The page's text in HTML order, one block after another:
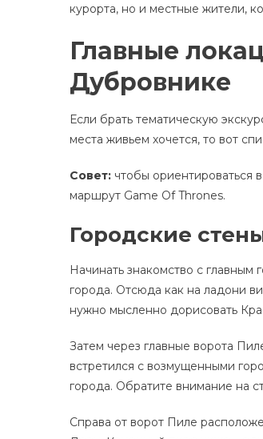
курорта, но и местные жители,
Главные
Дубровнике
Если брать тематическую
места живьем хочется, то вот
Совет: чтобы ориентироваться
маршрут Game Of Thrones.
Городские
Начинать знакомство с главным
города. Отсюда как на ладони
нужно мысленно дорисовать
Затем через главные ворота
встретился с возмущенными
города. Обратите внимание на
Справа от ворот Пиле